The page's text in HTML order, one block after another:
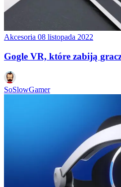
Akcesoria 08 listopada 2022
Gogle VR, które zabiją
SoSlowGamer